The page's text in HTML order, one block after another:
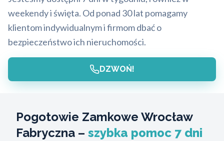
weekendy i święta. Od ponad 30 lat pomagamy
klientom indywidualnym i firmom dbać o
bezpieczeństwo ich nieruchomości.
DZWOŃ!
Pogotowie Zamkowe Wrocław
Fabryczna – szybka pomoc 7 dni